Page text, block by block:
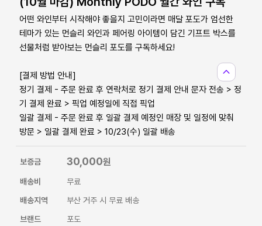
expand_less
어떤 와인부터 시작해야 좋을지 고민이라면 매달 포도가 엄선한
테마가 있는 먼슬리 와인과 페어링 아이템이 담긴 기프트 박스를
선물처럼 받아보는 먼슬리 포도를 구독하세요!
[결제 방법 안내]
정기 결제 - 주문 완료 후 연락처로 정기 결제 안내 문자 전송 > 정
기 결제 완료 > 픽업 예정일에 직접 픽업
일괄 결제 - 주문 완료 후 일괄 결제 예정인 매장 및 일정에 맞춰
방문 > 일괄 결제 완료 > 10/23(수) 일괄 배송
보증금 30,000원
배송비
무료
배송지역
부산 거주 시 무료 배송
브랜드
포도